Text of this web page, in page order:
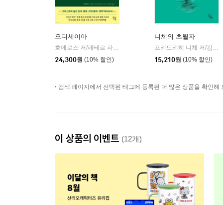
오디세이아
호메로스 저/페테르 파울 루벤스 그림/박문재 역 |
현대지성
24,300원 (10% 할인)
니체의 초월자
프리드리히 니체 저/김철 편역
15,210원 (10% 할인)
검색 페이지에서 선택된 태그에 등록된 더 많은 상품을 확인해
이 상품의 이벤트 (12개)